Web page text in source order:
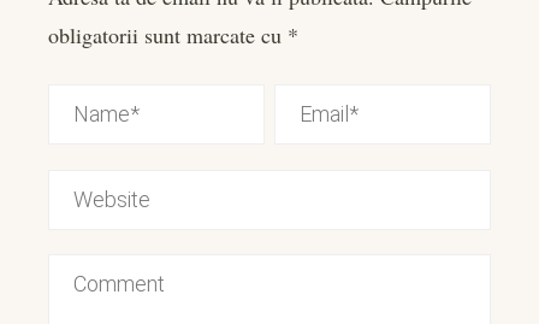
obligatorii sunt marcate cu *